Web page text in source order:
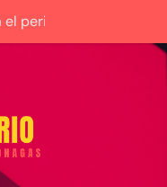
periodo 2026-2030
de 2026
de Ormuz
encuentro con Juntas